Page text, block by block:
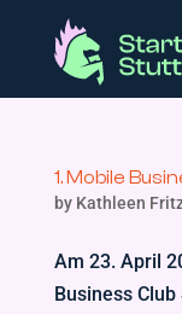
1. Mobile
by Kathleen
Am 23. April
Business